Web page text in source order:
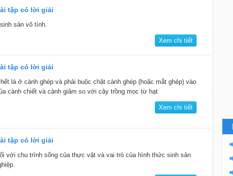
tập có lời giải
sản vô tính.
Xem chi tiết
tập có lời giải
lá ở cành ghép và phải buộc chặt cành ghép (hoặc mắt ghép) vào
cành chiết và cành giâm so với cây trồng mọc từ hạt
Xem chi tiết
tập có lời giải
với chu trình sống của thực vật và vai trò của hình thức sinh sản